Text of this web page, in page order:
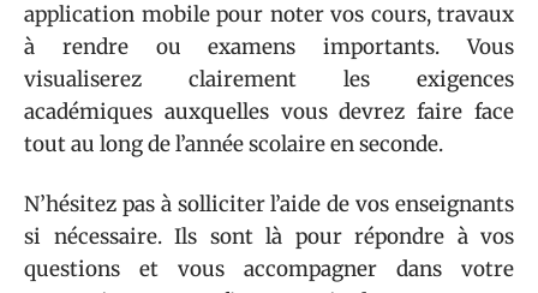
application mobile pour noter vos cours, travaux
à rendre ou examens importants. Vous
visualiserez clairement les exigences
académiques auxquelles vous devrez faire face
tout au long de l’année scolaire en seconde.
N’hésitez pas à solliciter l’aide de vos enseignants
si nécessaire. Ils sont là pour répondre à vos
questions et vous accompagner dans votre